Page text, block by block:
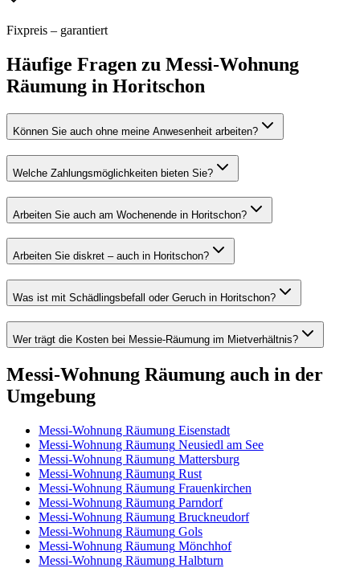
Fixpreis – garantiert
Häufige Fragen zu Messi-Wohnung
Räumung in Horitschon
Können Sie auch ohne meine Anwesenheit arbeiten?
Welche Zahlungsmöglichkeiten bieten Sie?
Arbeiten Sie auch am Wochenende in Horitschon?
Arbeiten Sie diskret – auch in Horitschon?
Was ist mit Schädlingsbefall oder Geruch in Horitschon?
Wer trägt die Kosten bei Messie-Räumung im Mietverhältnis?
Messi-Wohnung Räumung auch in der
Umgebung
Messi-Wohnung Räumung Eisenstadt
Messi-Wohnung Räumung Neusiedl am See
Messi-Wohnung Räumung Mattersburg
Messi-Wohnung Räumung Rust
Messi-Wohnung Räumung Frauenkirchen
Messi-Wohnung Räumung Parndorf
Messi-Wohnung Räumung Bruckneudorf
Messi-Wohnung Räumung Gols
Messi-Wohnung Räumung Mönchhof
Messi-Wohnung Räumung Halbturn